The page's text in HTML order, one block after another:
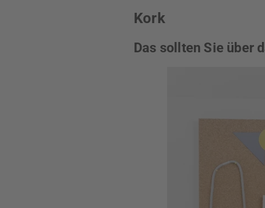
Kork
Das sollten Sie über